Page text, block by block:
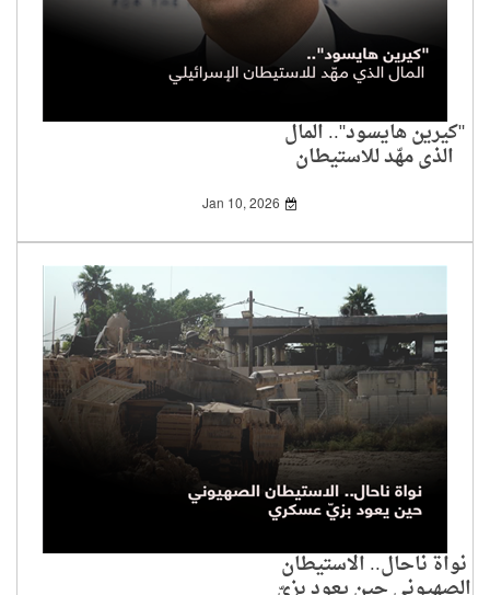
"كيرين هايسود".. المال
الذي مهّد للاستيطان
Jan 10, 2026
نواة ناحال.. الاستيطان